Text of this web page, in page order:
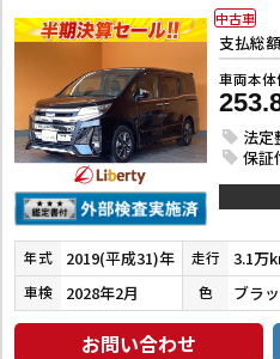
支払総
車両本体
法定
保証
中古車
年式 2019(平成31)年 走行 3.1万
車検 2028年2月 色 ブラ
お問い合わせ